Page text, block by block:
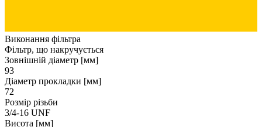
Виконання фільтра
Фільтр, що накручується
Зовнішній діаметр [мм]
93
Діаметр прокладки [мм]
72
Розмір різьби
3/4-16 UNF
Висота [мм]